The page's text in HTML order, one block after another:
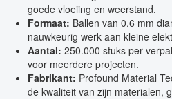
goede vloeiing en weerstand.
Formaat: Ballen van 0,6 mm
nauwkeurig werk aan kleine
Aantal: 250.000 stuks per
voor meerdere projecten.
Fabrikant: Profound Material
de kwaliteit van zijn materialen,